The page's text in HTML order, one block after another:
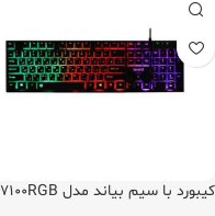
کیبورد با سیم بیاند مدل BK-7100RGB